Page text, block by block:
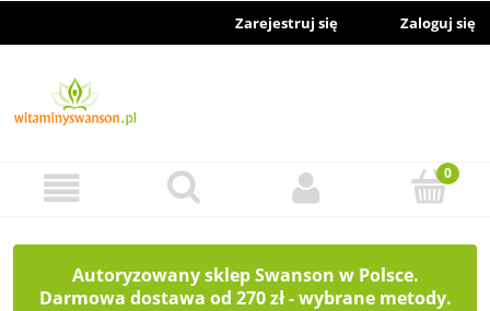
Zarejestruj się Zaloguj się
Autoryzowany sklep Swanson w Polsce.
Darmowa dostawa od 270 zł - wybrane metody.